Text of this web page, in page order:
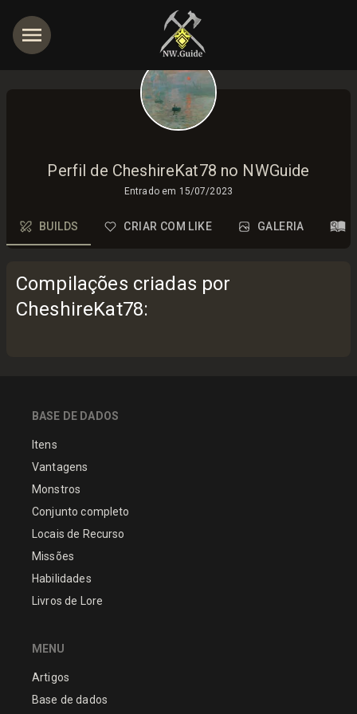
Perfil de CheshireKat78 no NWGuide
Entrado em 15/07/2023
BUILDS CRIAR COM LIKE GALERIA
Compilações criadas por
CheshireKat78:
BASE DE DADOS
Itens
Vantagens
Monstros
Conjunto completo
Locais de Recurso
Missões
Habilidades
Livros de Lore
MENU
Artigos
Base de dados